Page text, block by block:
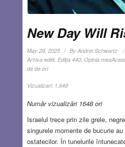
New Day Will
May 29, 2025 By Andrei Schwartz
Arhiva editii, Ediţia 440, Opinia mea
de de ori
Vizualizari: 1,648
Număr vizualizări 1648 ori
Israelul trece prin zile grele,
singurele momente de bucurie
ostatecilor. În tunelurile